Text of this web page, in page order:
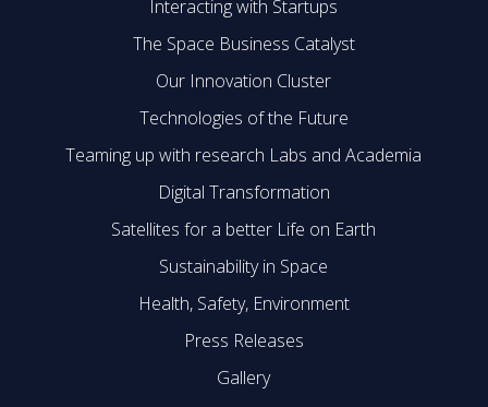
Interacting with Startups
The Space Business Catalyst
Our Innovation Cluster
Technologies of the Future
Teaming up with research Labs and Academia
Digital Transformation
Satellites for a better Life on Earth
Sustainability in Space
Health, Safety, Environment
Press Releases
Gallery